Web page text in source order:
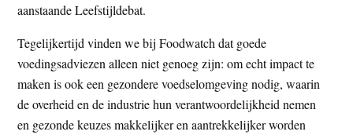
aanstaande Leefstijldebat.
Tegelijkertijd vinden we bij Foodwatch dat goede
voedingsadviezen alleen niet genoeg zijn: om echt impact te
maken is ook een gezondere voedselomgeving nodig, waarin
de overheid en de industrie hun verantwoordelijkheid nemen
en gezonde keuzes makkelijker en aantrekkelijker worden